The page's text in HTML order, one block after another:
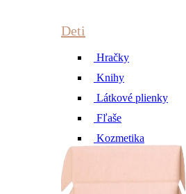
Deti
Hračky
Knihy
Látkové plienky
Fľaše
Kozmetika